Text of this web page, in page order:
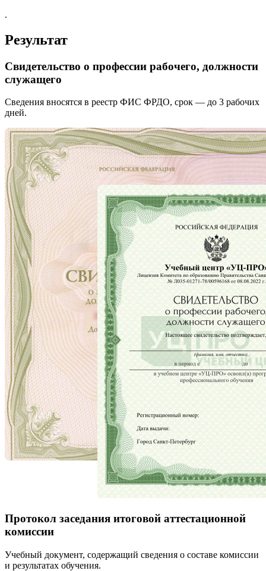
.
Результат
Свидетельство о профессии рабочего, должности
служащего
Сведения вносятся в реестр ФИС ФРДО, срок — до 3 рабочих
дней.
Протокол заседания итоговой аттестационной
комиссии
Учебный документ, содержащий сведения о составе комиссии
и результатах обучения.